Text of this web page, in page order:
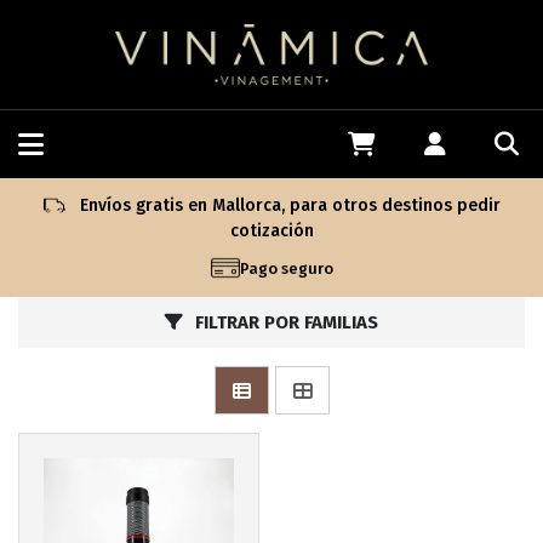
Envíos gratis en Mallorca, para otros destinos pedir
cotización
Pago seguro
FILTRAR POR FAMILIAS
Más info